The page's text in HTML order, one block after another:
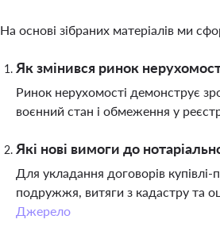
На основі зібраних матеріалів ми
Як змінився ринок
Ринок нерухомості демонструє
воєнний стан і обмеження у
Які нові вимоги до
Для укладання договорів
подружжя, витяги з кадастру та
Джерело